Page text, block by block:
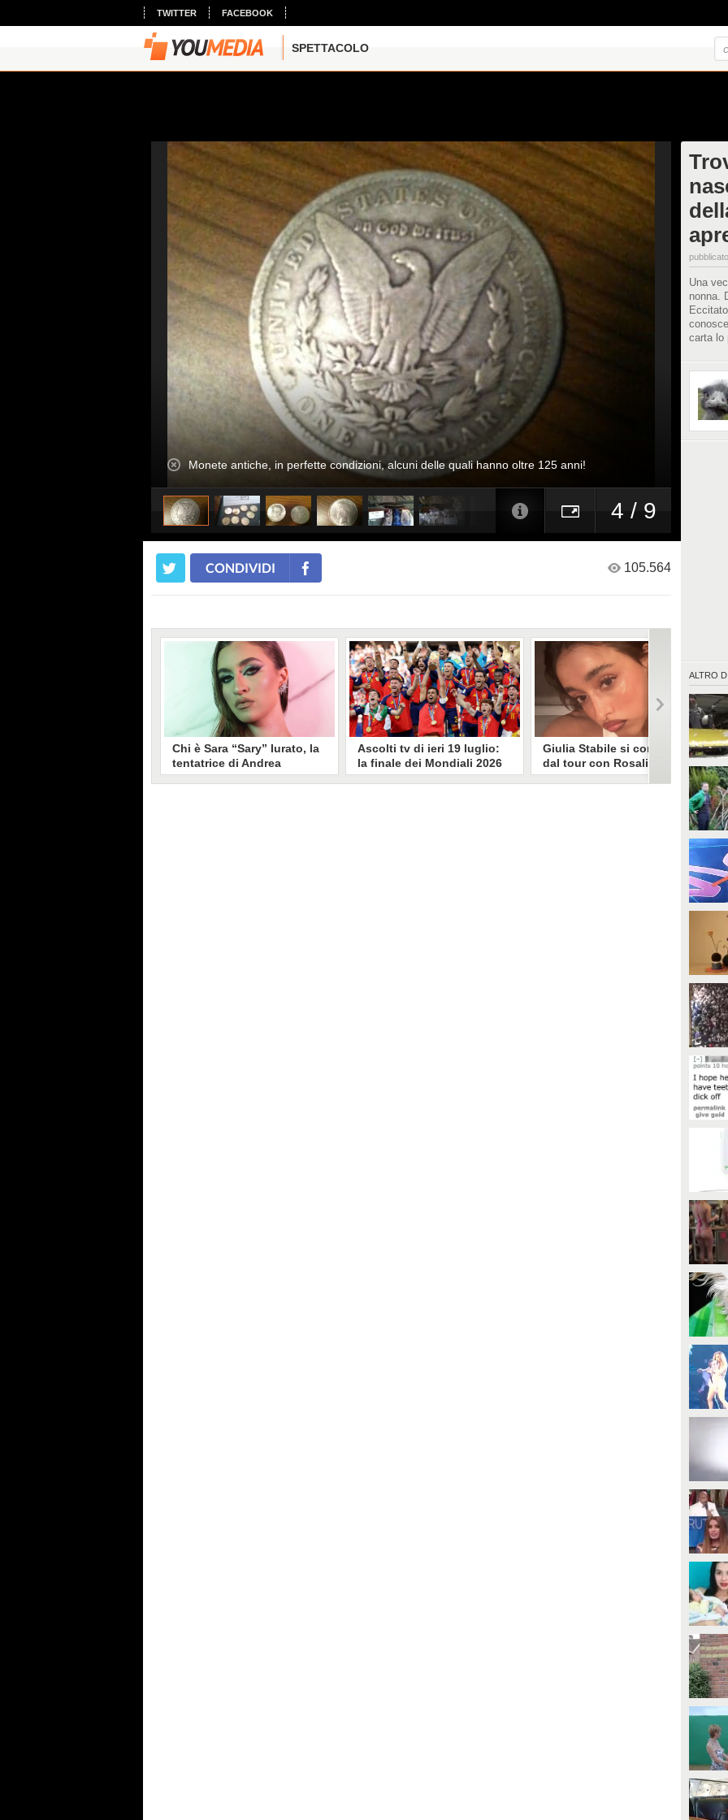
TWITTER FACEBOOK
SPETTACOLO
Monete antiche, in perfette condizioni, alcuni delle quali hanno oltre 125 anni!
4 / 9
Una
nonna.
carta lo
ALTRO DI
CONDIVIDI 105.564
Chi è Sara “Sary” Iurato, la
tentatrice di Andrea
Petraroli a Temptation
Ascolti tv di ieri 19 luglio:
la finale dei Mondiali 2026
Spagna-Argentina
Giulia Stabile si confessa
dal tour con Rosalia: "Non
sono stata bene, costretta
ballo di Rosalia, Giulia Stabile si è
lasciata andare a una confessione
altri. A volte è già dentro di noi".